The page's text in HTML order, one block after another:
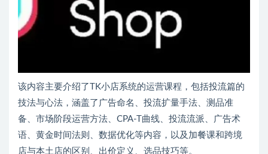
该内容主要介绍了TK小店系统的运营课程，包括投流篇的
技法与心法，涵盖了广告命名、投流扩量手法、测品准
备、市场阶段运营方法、CPA-T曲线、投流流派、广告术
语、黄金时间法则、数据优化等内容，以及加餐课和跨境
店与本土店的区别、出价定义、选品技巧等。